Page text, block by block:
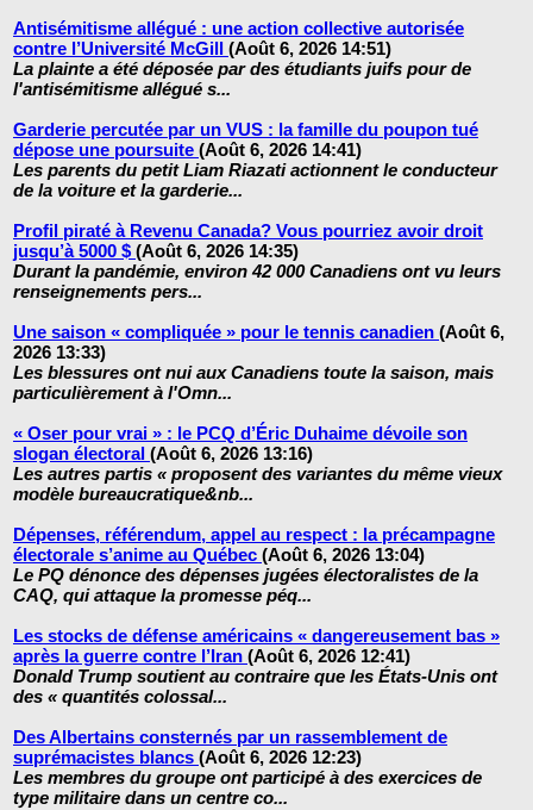
Antisémitisme allégué : une action collective autorisée
contre l’Université McGill (Août 6, 2026 14:51)
La plainte a été déposée par des étudiants juifs pour de
l'antisémitisme allégué s...
Garderie percutée par un VUS : la famille du poupon tué
dépose une poursuite (Août 6, 2026 14:41)
Les parents du petit Liam Riazati actionnent le conducteur
de la voiture et la garderie...
Profil piraté à Revenu Canada? Vous pourriez avoir droit
jusqu’à 5000 $ (Août 6, 2026 14:35)
Durant la pandémie, environ 42 000 Canadiens ont vu leurs
renseignements pers...
Une saison « compliquée » pour le tennis canadien (Août 6,
2026 13:33)
Les blessures ont nui aux Canadiens toute la saison, mais
particulièrement à l'Omn...
« Oser pour vrai » : le PCQ d’Éric Duhaime dévoile son
slogan électoral (Août 6, 2026 13:16)
Les autres partis « proposent des variantes du même vieux
modèle bureaucratique&nb...
Dépenses, référendum, appel au respect : la précampagne
électorale s’anime au Québec (Août 6, 2026 13:04)
Le PQ dénonce des dépenses jugées électoralistes de la
CAQ, qui attaque la promesse péq...
Les stocks de défense américains « dangereusement bas »
après la guerre contre l’Iran (Août 6, 2026 12:41)
Donald Trump soutient au contraire que les États-Unis ont
des « quantités colossal...
Des Albertains consternés par un rassemblement de
suprémacistes blancs (Août 6, 2026 12:23)
Les membres du groupe ont participé à des exercices de
type militaire dans un centre co...